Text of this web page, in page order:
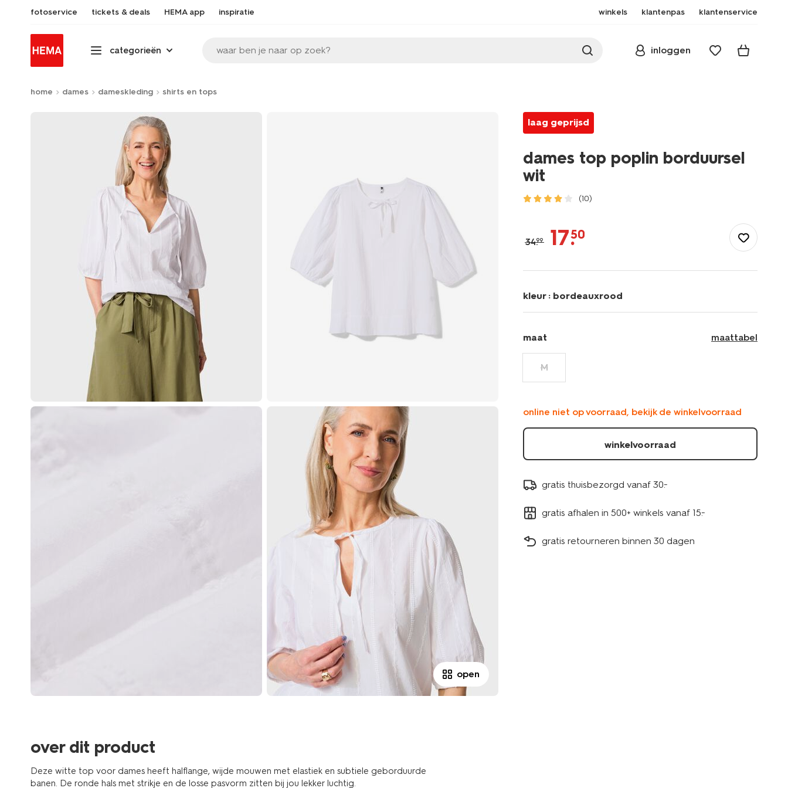
fotoservice tickets & deals HEMA app inspiratie winkels klantenpas klantenservice
categorieën waar ben je naar op zoek? inloggen
home dames dameskleding shirts en tops
open
over dit product
Deze witte top voor dames heeft halflange, wijde mouwen met elastiek en subtiele geborduurde
banen. De ronde hals met strikje en de losse pasvorm zitten bij jou lekker luchtig.
laag geprijsd
dames top poplin borduursel
wit
(10)
top-
34.99 17.
50
kleur : bordeauxrood
maat maattabel
M
online niet op voorraad, bekijk de winkelvoorraad
winkelvoorraad
gratis thuisbezorgd vanaf 30.-
gratis afhalen in 500+ winkels vanaf 15.-
gratis retourneren binnen 30 dagen